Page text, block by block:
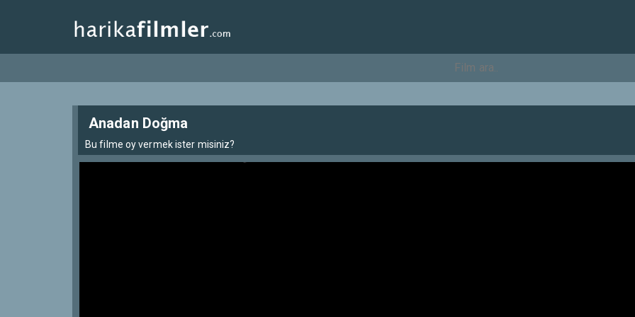
Anadan Doğma
Bu filme oy vermek ister misiniz?